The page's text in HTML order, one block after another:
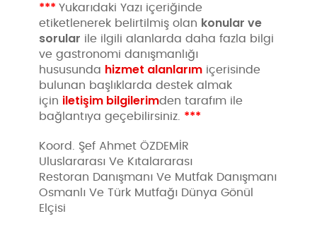
***Yukarıdaki Yazı içeriğinde
etiketlenerek belirtilmiş olan konular ve
sorular ile ilgili alanlarda daha fazla bilgi
ve gastronomi danışmanlığı
hususunda hizmet alanlarım içerisinde
bulunan başlıklarda destek almak
için iletişim bilgilerimden tarafım ile
bağlantıya geçebilirsiniz. ***
Koord. Şef Ahmet ÖZDEMİR
Uluslararası Ve Kıtalararası
Restoran Danışmanı Ve Mutfak Danışmanı
Osmanlı Ve Türk Mutfağı Dünya Gönül
Elçisi